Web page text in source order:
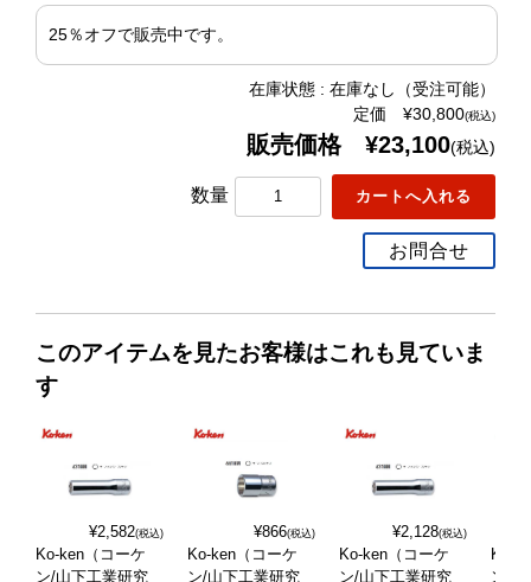
25％オフで販売中です。
在庫状態 : 在庫なし（受注可能）
定価 ¥30,800(税込)
販売価格 ¥23,100(税込)
数量
お問合せ
このアイテムを見たお客様はこれも見ていま
す
¥2,582(税込)
Ko-ken（コーケ
ン/山下工業研究
¥866(税込)
Ko-ken（コーケ
ン/山下工業研究
¥2,128(税込)
Ko-ken（コーケ
ン/山下工業研究
Ko-
ン/山